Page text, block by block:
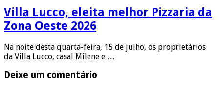
Villa Lucco, eleita melhor Pizzaria da
Zona Oeste 2026
Na noite desta quarta-feira, 15 de julho, os proprietários
da Villa Lucco, casal Milene e …
Deixe um comentário